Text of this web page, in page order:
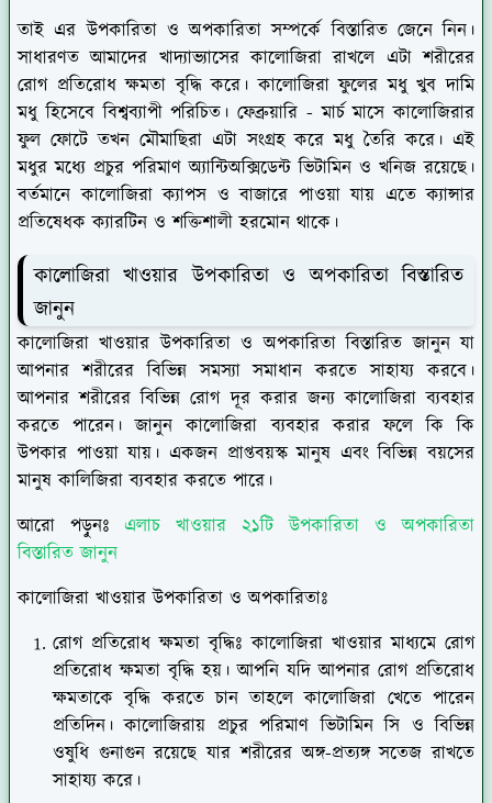
তাই এর উপকারিতা ও অপকারিতা সম্পর্কে বিস্তারিত জেনে নিন।
সাধারণত আমাদের খাদ্যাভ্যাসের কালোজিরা রাখলে এটা শরীরের
রোগ প্রতিরোধ ক্ষমতা বৃদ্ধি করে। কালোজিরা ফুলের মধু খুব দামি
মধু হিসেবে বিশ্বব্যাপী পরিচিত। ফেব্রুয়ারি - মার্চ মাসে কালোজিরার
ফুল ফোটে তখন মৌমাছিরা এটা সংগ্রহ করে মধু তৈরি করে। এই
মধুর মধ্যে প্রচুর পরিমাণ অ্যান্টিঅক্সিডেন্ট ভিটামিন ও খনিজ রয়েছে।
বর্তমানে কালোজিরা ক্যাপস ও বাজারে পাওয়া যায় এতে ক্যান্সার
প্রতিষেধক ক্যারটিন ও শক্তিশালী হরমোন থাকে।
কালোজিরা খাওয়ার উপকারিতা ও অপকারিতা বিস্তারিত
জানুন
কালোজিরা খাওয়ার উপকারিতা ও অপকারিতা বিস্তারিত জানুন যা
আপনার শরীরের বিভিন্ন সমস্যা সমাধান করতে সাহায্য করবে।
আপনার শরীরের বিভিন্ন রোগ দূর করার জন্য কালোজিরা ব্যবহার
করতে পারেন। জানুন কালোজিরা ব্যবহার করার ফলে কি কি
উপকার পাওয়া যায়। একজন প্রাপ্তবয়স্ক মানুষ এবং বিভিন্ন বয়সের
মানুষ কালিজিরা ব্যবহার করতে পারে।
আরো পড়ুনঃ এলাচ খাওয়ার ২১টি উপকারিতা ও অপকারিতা
বিস্তারিত জানুন
কালোজিরা খাওয়ার উপকারিতা ও অপকারিতাঃ
রোগ প্রতিরোধ ক্ষমতা বৃদ্ধিঃ কালোজিরা খাওয়ার মাধ্যমে রোগ
প্রতিরোধ ক্ষমতা বৃদ্ধি হয়। আপনি যদি আপনার রোগ প্রতিরোধ
ক্ষমতাকে বৃদ্ধি করতে চান তাহলে কালোজিরা খেতে পারেন
প্রতিদিন। কালোজিরায় প্রচুর পরিমাণ ভিটামিন সি ও বিভিন্ন
ওষুধি গুনাগুন রয়েছে যার শরীরের অঙ্গ-প্রত্যঙ্গ সতেজ রাখতে
সাহায্য করে।